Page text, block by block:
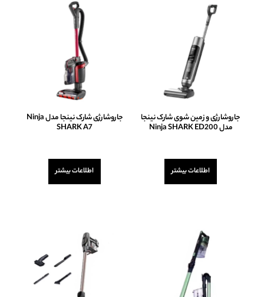
جاروشارژی و زمین شوی شارک نینجا
مدل Ninja SHARK ED200
5
اطلاعات بیشتر
جاروشارژی شارک نینجا مدل Ninja
SHARK A7
5
اطلاعات بیشتر